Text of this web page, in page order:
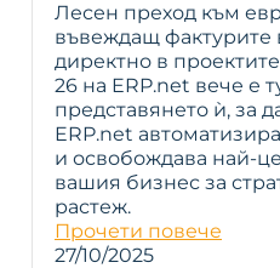
Лесен преход към
въвеждащ
директно в
26 на ERP.net вече е
представянето ѝ, за
ERP.net
и освобождава най-
вашия бизнес за
растеж.
Прочети повече
27/10/2025